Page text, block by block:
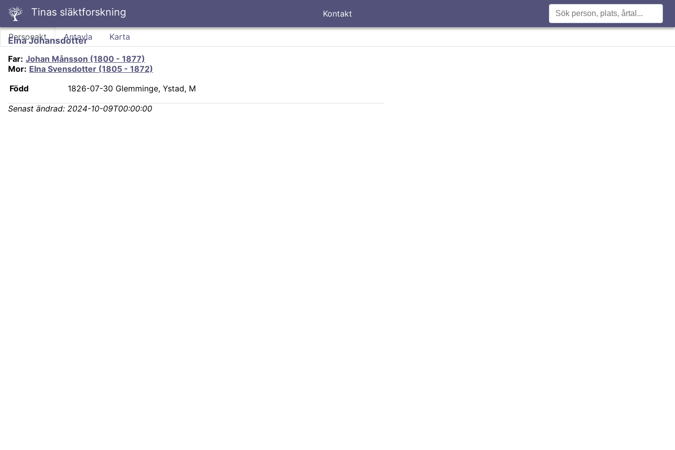
Tinas släktforskning Kontakt
Personakt Antavla Karta
Elna Johansdotter
Far: Johan Månsson (1800 - 1877)
Mor: Elna Svensdotter (1805 - 1872)
Född
1826-07-30 Glemminge, Ystad, M
Senast ändrad: 2024-10-09T00:00:00